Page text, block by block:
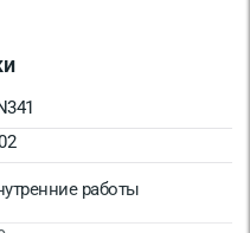
работы